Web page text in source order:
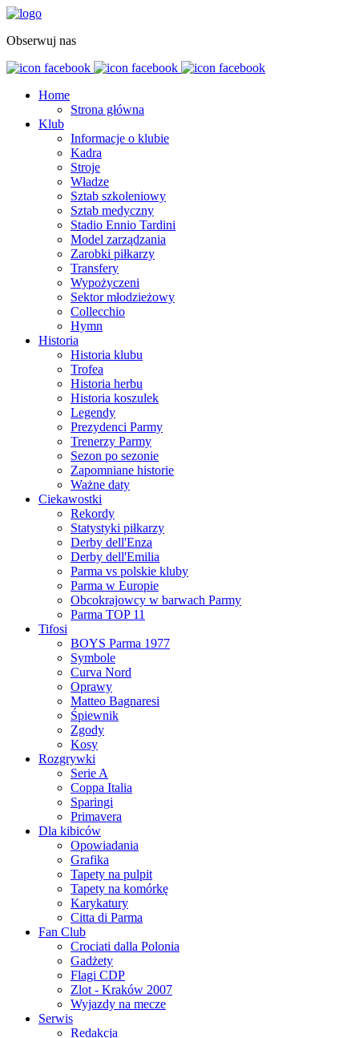
Obserwuj nas
Home
Strona główna
Klub
Informacje o klubie
Kadra
Stroje
Władze
Sztab szkoleniowy
Sztab medyczny
Stadio Ennio Tardini
Model zarządzania
Zarobki piłkarzy
Transfery
Wypożyczeni
Sektor młodzieżowy
Collecchio
Hymn
Historia
Historia klubu
Trofea
Historia herbu
Historia koszulek
Legendy
Prezydenci Parmy
Trenerzy Parmy
Sezon po sezonie
Zapomniane historie
Ważne daty
Ciekawostki
Rekordy
Statystyki piłkarzy
Derby dell'Enza
Derby dell'Emilia
Parma vs polskie kluby
Parma w Europie
Obcokrajowcy w barwach Parmy
Parma TOP 11
Tifosi
BOYS Parma 1977
Symbole
Curva Nord
Oprawy
Matteo Bagnaresi
Śpiewnik
Zgody
Kosy
Rozgrywki
Serie A
Coppa Italia
Sparingi
Primavera
Dla kibiców
Opowiadania
Grafika
Tapety na pulpit
Tapety na komórkę
Karykatury
Citta di Parma
Fan Club
Crociati dalla Polonia
Gadżety
Flagi CDP
Zlot - Kraków 2007
Wyjazdy na mecze
Serwis
Redakcja